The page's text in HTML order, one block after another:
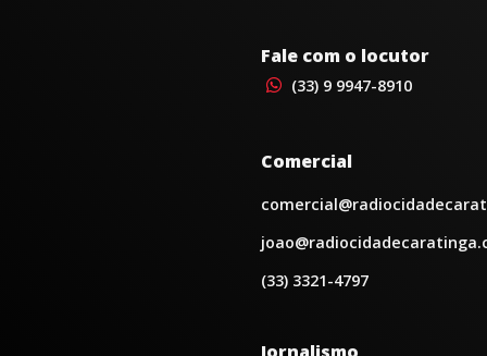
Fale com o locutor
(33) 9 9947-8910
Comercial
(33) 3321-4797